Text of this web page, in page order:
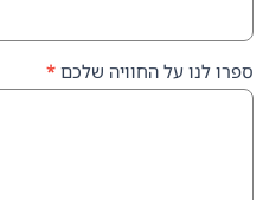
החוויה שלכם*